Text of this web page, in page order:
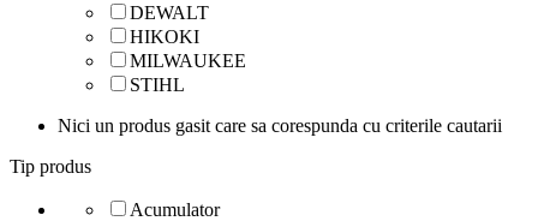
DEWALT
HIKOKI
MILWAUKEE
STIHL
Nici un produs gasit care sa corespunda cu criterile cautarii
Tip produs
Acumulator